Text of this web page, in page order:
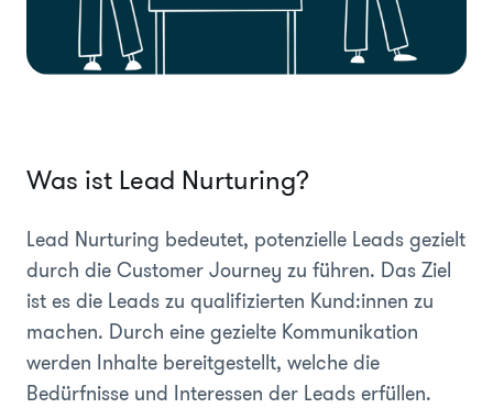
Was ist Lead Nurturing?
Lead Nurturing bedeutet, potenzielle Leads gezielt
durch die Customer Journey zu führen. Das Ziel
ist es die Leads zu qualifizierten Kund:innen zu
machen. Durch eine gezielte Kommunikation
werden Inhalte bereitgestellt, welche die
Bedürfnisse und Interessen der Leads erfüllen.